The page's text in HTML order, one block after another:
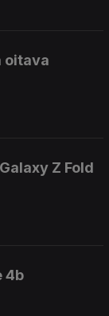
oitava
Z Fold
4b